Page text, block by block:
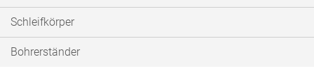
Schleifkörper
Bohrerständer